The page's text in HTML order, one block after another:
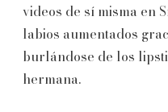
videos de sí misma en
labios aumentados
burlándose de los
hermana.